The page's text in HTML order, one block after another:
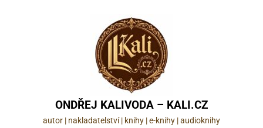
ONDŘEJ KALIVODA – KALI.CZ
autor | nakladatelství | knihy | e-knihy | audioknihy